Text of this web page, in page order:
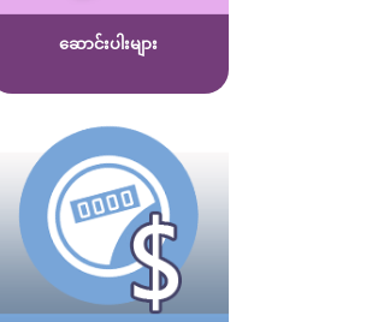
ဆောင်းပါးများ